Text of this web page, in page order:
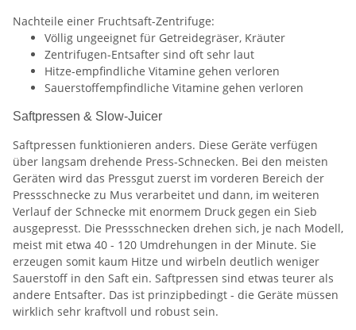
Nachteile einer Fruchtsaft-Zentrifuge:
Völlig ungeeignet für Getreidegräser, Kräuter
Zentrifugen-Entsafter sind oft sehr laut
Hitze-empfindliche Vitamine gehen verloren
Sauerstoffempfindliche Vitamine gehen verloren
Saftpressen & Slow-Juicer
Saftpressen funktionieren anders. Diese Geräte verfügen
über langsam drehende Press-Schnecken. Bei den meisten
Geräten wird das Pressgut zuerst im vorderen Bereich der
Pressschnecke zu Mus verarbeitet und dann, im weiteren
Verlauf der Schnecke mit enormem Druck gegen ein Sieb
ausgepresst. Die Pressschnecken drehen sich, je nach Modell,
meist mit etwa 40 - 120 Umdrehungen in der Minute. Sie
erzeugen somit kaum Hitze und wirbeln deutlich weniger
Sauerstoff in den Saft ein. Saftpressen sind etwas teurer als
andere Entsafter. Das ist prinzipbedingt - die Geräte müssen
wirklich sehr kraftvoll und robust sein.